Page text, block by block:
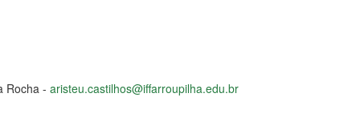
Rocha - aristeu.castilhos@iffarroupilha.edu.br